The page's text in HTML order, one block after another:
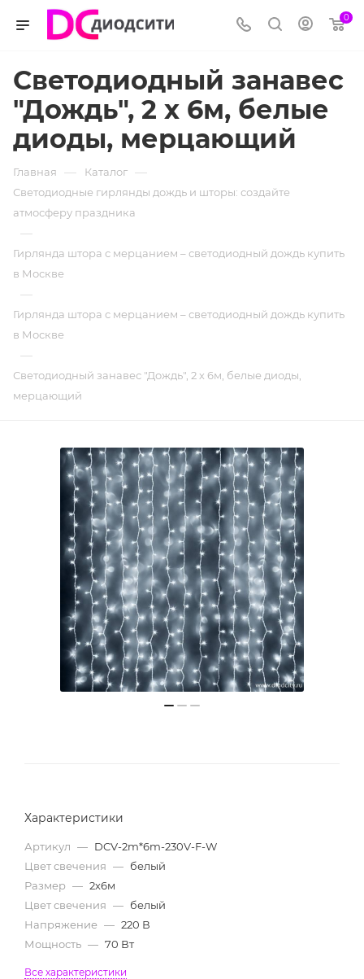
0
Светодиодный занавес
"Дождь", 2 х 6м, белые
диоды, мерцающий
Главная — Каталог —
Светодиодные гирлянды дождь и шторы: создайте
атмосферу праздника
—
Гирлянда штора с мерцанием – светодиодный дождь купить
в Москве
—
Гирлянда штора с мерцанием – светодиодный дождь купить
в Москве
—
Светодиодный занавес "Дождь", 2 х 6м, белые диоды,
мерцающий
Характеристики
Артикул — DCV-2m*6m-230V-F-W
Цвет свечения — белый
Размер — 2х6м
Цвет свечения — белый
Напряжение — 220 В
Мощность — 70 Вт
Все характеристики